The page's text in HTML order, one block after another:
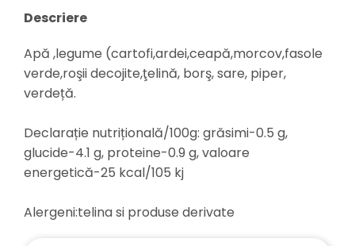
Descriere
Apă ,legume (cartofi,ardei,ceapă,morcov,fasole
verde,roşii decojite,ţelină, borş, sare, piper,
verdeță.
Declarație nutrițională/100g: grăsimi-0.5 g,
glucide-4.1 g, proteine-0.9 g, valoare
energetică-25 kcal/105 kj
Alergeni:telina si produse derivate